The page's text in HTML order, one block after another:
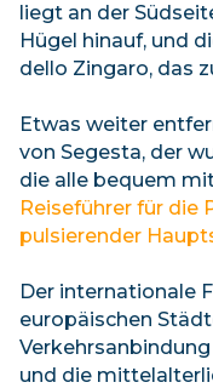
liegt an der
Hügel hinauf, und
dello Zingaro, das
Etwas weiter
von Segesta, der
die alle bequem
Reiseführer für die
pulsierender
Der internationale
europäischen
und die